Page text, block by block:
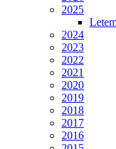
2025
2024
2023
2022
2021
2020
2019
2018
2017
2016